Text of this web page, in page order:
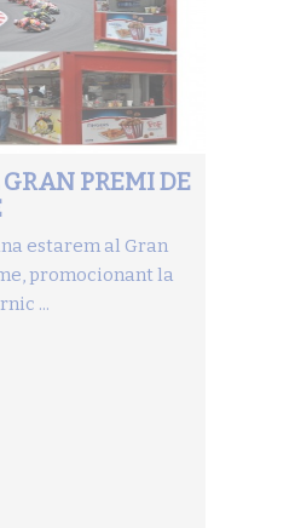
PREMI DE
estarem al Gran
promocionant la
...